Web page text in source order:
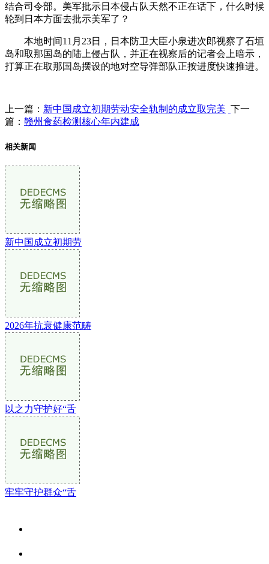
结合司令部。美军批示日本侵占队天然不正在话下，什么时候
轮到日本方面去批示美军了？
本地时间11月23日，日本防卫大臣小泉进次郎视察了石垣
岛和取那国岛的陆上侵占队，并正在视察后的记者会上暗示，
打算正在取那国岛摆设的地对空导弹部队正按进度快速推进。
上一篇： 新中国成立初期劳动安全轨制的成立取完美 下一
篇： 赣州食药检测核心年内建成
相关新闻
新中国成立初期劳
2026年抗衰健康范畴
以之力守护好“舌
牢牢守护群众“舌